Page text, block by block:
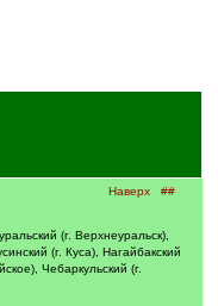
Наверх ##
(г. Верхнеуральск),
(г. Куса), Нагайбакский
Чебаркульский (г.